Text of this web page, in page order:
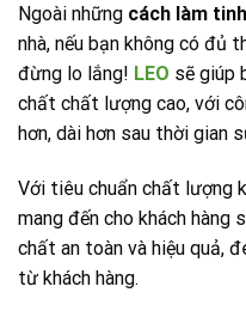
Ngoài những cách làm
nhà, nếu bạn không có đủ
đừng lo lắng! LEO sẽ giúp
chất chất lượng cao, với
hơn, dài hơn sau thời gian
Với tiêu chuẩn chất lượng
mang đến cho khách hàng
chất an toàn và hiệu quả,
từ khách hàng.